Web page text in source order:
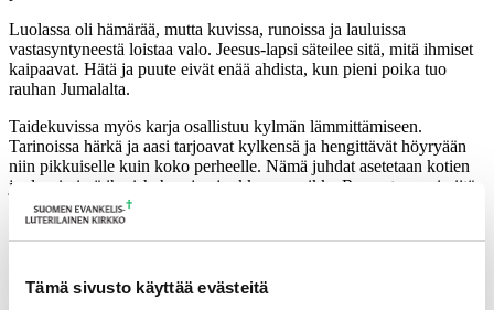
Tämä sivusto käyttää evästeitä
Luolassa oli hämärää, mutta kuvissa, runoissa ja lauluissa
vastasyntyneestä loistaa valo. Jeesus-lapsi säteilee sitä, mitä ihmiset
kaipaavat. Hätä ja puute eivät enää ahdista, kun pieni poika tuo
rauhan Jumalalta.
Taidekuvissa myös karja osallistuu kylmän lämmittämiseen.
Tarinoissa härkä ja aasi tarjoavat kylkensä ja hengittävät höyryään
niin pikkuiselle kuin koko perheelle. Nämä juhdat asetetaan kotien
jouluseimissä ihmishahmojen joukkoon, vaikka Raamatussa ei niitä
mainita Jeesuksen syntymän yhteydessä. Ne on lainattu profeetta
Jesajan kirjasta:Härkä tuntee omistajansa ja aasi isäntänsä seimen;
mutta Israel ei tunne, minun kansani ei ymmärrä.(Jes. 1:3)
***